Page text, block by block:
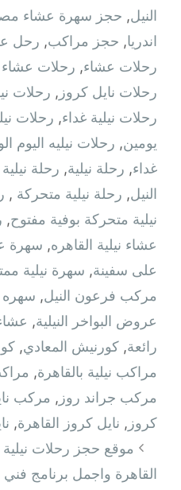
النيل, حجز سهرة عشاء
اندريا, حجز مراكب, رحل
رحلات عشاء, رحلات عشاء
رحلات نايل كروز , رحلات
رحلات نيلية غداء, رحلات
يومين, رحلات نيليه اليوم
غداء, رحلة نيلية, رحلة
النيل, رحلة نيلية متحركة ‫ ,
نيلية متحركة بوفية مفتوح,
عشاء نيلية القاهره, سهرة
على سفينة, سهرة نيلية
مركب فرعون النيل, سهره
عروض البواخر النيلية,
رائعة, كورنيش المعادي,
مراكب نيلية بالقاهرة,
مركب جراند روز , مركب
كروز , نايل كروز القاهرة,
تصفّح
المقالات
موقع حجز رحلات
القاهرة واجمل برنامج فني